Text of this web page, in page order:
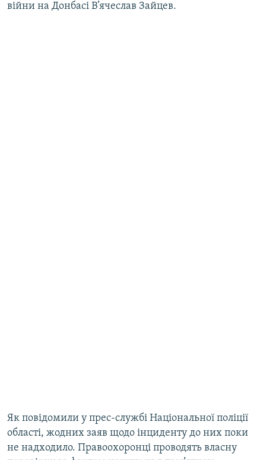
війни на Донбасі В’ячеслав Зайцев.
Як повідомили у прес-службі Національної поліції
області, жодних заяв щодо інциденту до них поки
не надходило. Правоохоронці проводять власну